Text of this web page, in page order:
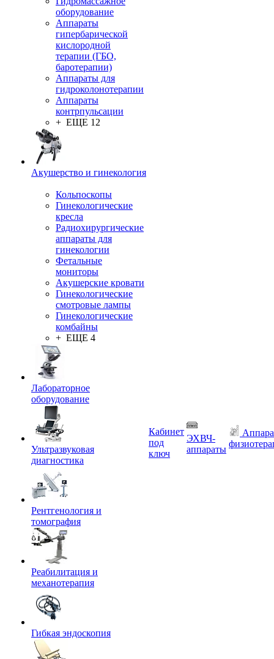
оборудование
Аппараты
гипербарической
кислородной
терапии (ГБО,
баротерапии)
Аппараты для
гидроколонотерапии
Аппараты
контрпульсации
+ ЕЩЕ 12
Акушерство и гинекология
Кольпоскопы
Гинекологические
кресла
Радиохирургические
аппараты для
гинекологии
Фетальные
мониторы
Акушерские кровати
Гинекологические
смотровые лампы
Гинекологические
комбайны
+ ЕЩЕ 4
Лабораторное
оборудование
Ультразвуковая
диагностика
Рентгенология и
томография
Реабилитация и
механотерапия
Гибкая эндоскопия
Кабинет
под
ключ
ЭХВЧ-
аппараты